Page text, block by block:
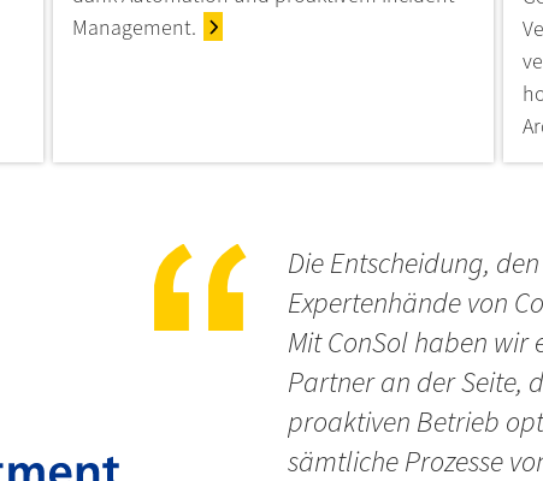
Management.
Die Entscheidung,
Expertenhände von
Mit ConSol haben wir
Partner an der Seite,
proaktiven Betrieb
sämtliche Prozesse